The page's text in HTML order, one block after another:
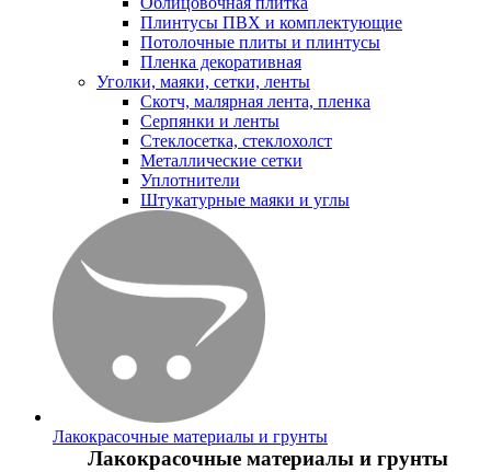
Плинтусы ПВХ и комплектующие
Потолочные плиты и плинтусы
Пленка декоративная
Уголки, маяки, сетки, ленты
Скотч, малярная лента, пленка
Серпянки и ленты
Стеклосетка, стеклохолст
Металлические сетки
Уплотнители
Штукатурные маяки и углы
Лакокрасочные материалы и грунты
Лакокрасочные материалы и грунты